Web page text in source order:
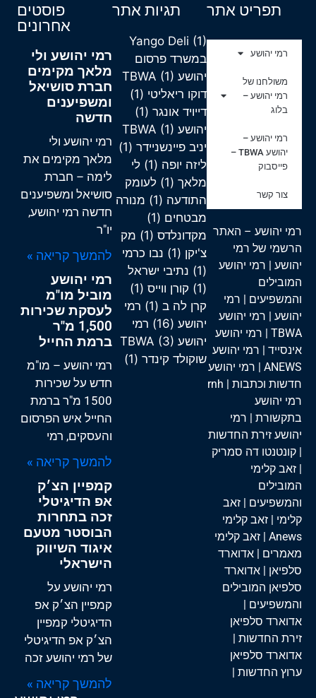
תפריט אתר
רמי יהושע
משולחנו של
רמי יהושע –
בלוג
רמי יהושע –
יהושע TBWA –
פייסבוק
צור קשר
רמי יהושע – האתר
הרשמי של רמי
יהושע | רמי יהושע
המובילים
והמשפיעים | רמי
יהושע | רמי יהושע
TBWA
| רמי יהושע
אינסייד | רמי יהושע
ANEWS
| רמי יהושע
חדשות וכתבות
| rnh
רמי יהושע
בתקשורת | רמי
יהושע זירת החדשות
| קונטנטו דה סמריק
| זאב קלימי
המובילים
והמשפיעים | זאב
קלימי | זאב קלימי
Anews
| זאב קלימי
מאמרים | אדוארד
סלפיאן | אדוארד
סלפיאן המובילים
והמשפיעים |
אדוארד סלפיאן
זירת החדשות |
אדוארד סלפיאן
ערוץ החדשות |
תגיות אתר
Yango Deli (1)
במשרד פרסום
יהושע TBWA (1)
דוקו ריאליטי (1)
דייויד אונגר(1)
יהושע TBWA (1)
יניב פיינשניידר(1)
ליזה יופה (1)
לי
מלאך(1)
לעומק
התודעה (1)
מנורה
מבטחים (1)
מקדונלדס(1)
מק
צ'יקן (1)
נבו כרמי
(1)
נתיבי ישראל
(1)
קורן ווייס(1)
קרן לה ב(1)
רמי
יהושע(16)
רמי
יהושע TBWA (3)
שוקולד קינדר(1)
פוסטים
אחרונים
רמי יהושע ולי
מלאך מקימים
חברת סושיאל
ומשפיענים
חדשה
רמי יהושע ולי
מלאך מקימים את
לימה – חברת
סושיאל ומשפיענים
חדשה רמי יהושע,
יו"ר
להמשך קריאה »
רמי יהושע
מוביל מו"מ
לעסקת שכירות
1,500 מ"ר
ברמת החייל
רמי יהושע – מו"מ
חדש על שכירות
1500 מ"ר ברמת
החייל איש הפרסום
והעסקים, רמי
להמשך קריאה »
קמפיין הצ׳ק
אפ הדיגיטלי
זכה בתחרות
הבוסטר מטעם
איגוד השיווק
הישראלי
רמי יהושע על
קמפיין הצ׳ק אפ
הדיגיטלי קמפיין
הצ׳ק אפ הדיגיטלי
של רמי יהושע זכה
להמשך קריאה »